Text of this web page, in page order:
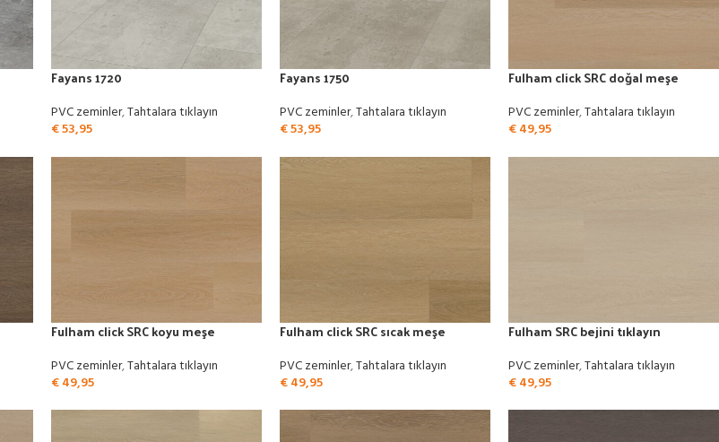
Fayans 1720
PVC zeminler,Tahtalara tıklayın
€53,95
Fayans 1750
PVC zeminler,Tahtalara tıklayın
€53,95
Fulham click SRC doğal meşe
PVC zeminler,Tahtalara tıklayın
€49,95
Fulham click SRC koyu meşe
PVC zeminler,Tahtalara tıklayın
€49,95
Fulham click SRC sıcak meşe
PVC zeminler,Tahtalara tıklayın
€49,95
Fulham SRC bejini tıklayın
PVC zeminler,Tahtalara tıklayın
€49,95